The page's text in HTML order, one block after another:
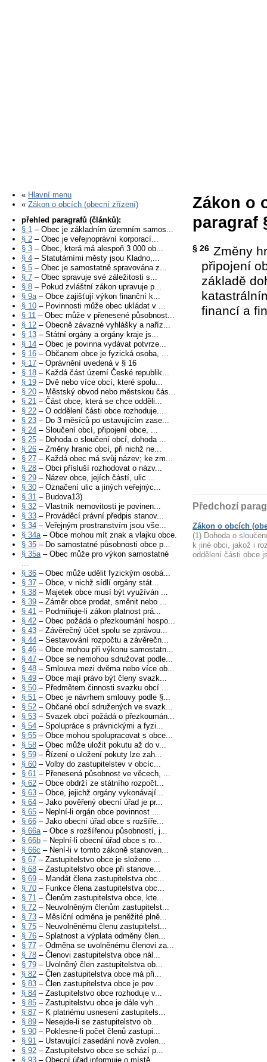
« Hlavní menu
« Zákon o obcích (obecní zřízení)
přehled paragrafů (článků):
§ 1 – Obec je základním územním samos...
§ 2 – Obec je veřejnoprávní korporací...
§ 3 – Obec, která má alespoň 3 000 ob...
§ 4 – Statutárními městy jsou Kladno,...
§ 5 – Obec je samostatně spravována z...
§ 7 – Obec spravuje své záležitosti s...
§ 8 – Pokud zvláštní zákon upravuje p...
§ 9a– Obce zajišťují výkon finanční k...
§ 10 – Povinnosti může obec ukládat v ...
§ 11 – Obec může v přenesené působnost...
§ 12 – Obecně závazné vyhlášky a naříz...
§ 13 – Státní orgány a orgány kraje js...
§ 14 – Obec je povinna vydávat potvrze...
§ 16 – Občanem obce je fyzická osoba, ...
§ 17 – Oprávnění uvedená v § 16
§ 18 – Každá část území České republik...
§ 19 – Dvě nebo více obcí, které spolu...
§ 20 – Městský obvod nebo městskou čás...
§ 21 – Část obce, která se chce odděli...
§ 22 – O oddělení části obce rozhoduje...
§ 23 – Do 3 měsíců po ustavujícím zase...
§ 24 – Sloučení obcí, připojení obce, ...
§ 25 – Dohoda o sloučení obcí, dohoda ...
§ 26 – Změny hranic obcí, při nichž ne...
§ 27 – Každá obec má svůj název; ke zm...
§ 28 – Obci přísluší rozhodovat o názv...
§ 29 – Název obce, jejích částí, ulic ...
§ 30 – Označení ulic a jiných veřejnýc...
§ 31 – Budova13)
§ 32 – Vlastník nemovitosti je povinen...
§ 33 – Prováděcí právní předpis stanov...
§ 34 – Veřejným prostranstvím jsou vše...
§ 34a– Obce mohou mít znak a vlajku obce.
§ 35 – Do samostatné působnosti obce p...
§ 35a– Obec může pro výkon samostatné
...
§ 36 – Obec může udělit fyzickým osobá...
§ 37 – Obce, v nichž sídlí orgány stát...
§ 38 – Majetek obce musí být využíván ...
§ 39 – Záměr obce prodat, směnit nebo ...
§ 41 – Podmiňuje-li zákon platnost prá...
§ 42 – Obec požádá o přezkoumání hospo...
§ 43 – Závěrečný účet spolu se zprávou...
§ 44 – Sestavování rozpočtu a závěrečn...
§ 46 – Obce mohou při výkonu samostatn...
§ 47 – Obce se nemohou sdružovat podle...
§ 48 – Smlouva mezi dvěma nebo více ob...
§ 49 – Obce mají právo být členy svazk...
§ 50 – Předmětem činnosti svazku obcí ...
§ 51 – Obec je návrhem smlouvy podle §...
§ 52 – Občané obcí sdružených ve svazk...
§ 53 – Svazek obcí požádá o přezkoumán...
§ 54 – Spolupráce s právnickými a fyzi...
§ 55 – Obce mohou spolupracovat s obce...
§ 58 – Obec může uložit pokutu až do v...
§ 59 – Řízení o uložení pokuty lze zah...
§ 60 – Volby do zastupitelstev v obcíc...
§ 61 – Přenesená působnost ve věcech, ...
§ 62 – Obce obdrží ze státního rozpočt...
§ 63 – Obce, jejichž orgány vykonávají...
§ 64 – Jako pověřený obecní úřad je pr...
§ 65 – Neplní-li orgán obce povinnost ...
§ 66 – Jako obecní úřad obce s rozšíře...
§ 66a– Obce s rozšířenou působností, j...
§ 66b – Neplní-li obecní úřad obce s ro...
§ 66c – Není-li v tomto zákoně stanoven...
§ 67 – Zastupitelstvo obce je složeno ...
§ 68 – Zastupitelstvo obce při stanove...
§ 69 – Mandát člena zastupitelstva obc...
§ 70 – Funkce člena zastupitelstva obc...
§ 71 – Členům zastupitelstva obce, kte...
§ 72 – Neuvolněným členům zastupitelst...
§ 73 – Měsíční odměna je peněžité plně...
§ 75 – Neuvolněnému členu zastupitelst...
§ 76 – Splatnost a výplata odměny člen...
§ 77 – Odměna se uvolněnému členovi za...
§ 78 – Členovi zastupitelstva obce nál...
§ 79 – Uvolněný člen zastupitelstva ob...
§ 82 – Člen zastupitelstva obce má při...
§ 83 – Člen zastupitelstva obce je pov...
§ 84 – Zastupitelstvo obce rozhoduje v...
§ 85 – Zastupitelstvu obce je dále vyh...
§ 87 – K platnému usnesení zastupitels...
§ 89 – Nesejde-li se zastupitelstvo ob...
§ 90 – Poklesne-li počet členů zastupi...
§ 91 – Ustavující zasedání nově zvolen...
§ 92 – Zastupitelstvo obce se schází p...
§ 93 – Obecní úřad informuje o místě, ...
Zákon o
paragraf
§ 26 Změny
připojení
základě
financí a
Předchozí
Zákon o obcích
(1) Dohoda o
k jiné obci, jakož i
oddělení části obce